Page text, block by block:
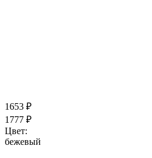
1653 ₽
1777 ₽
Цвет:
бежевый